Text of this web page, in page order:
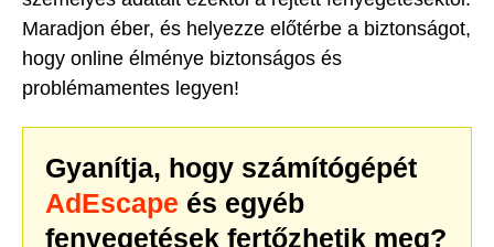
Maradjon éber, és helyezze előtérbe a biztonságot,
hogy online élménye biztonságos és
problémamentes legyen!
Gyanítja, hogy számítógépét
AdEscape és egyéb
fenyegetések fertőzhetik meg?